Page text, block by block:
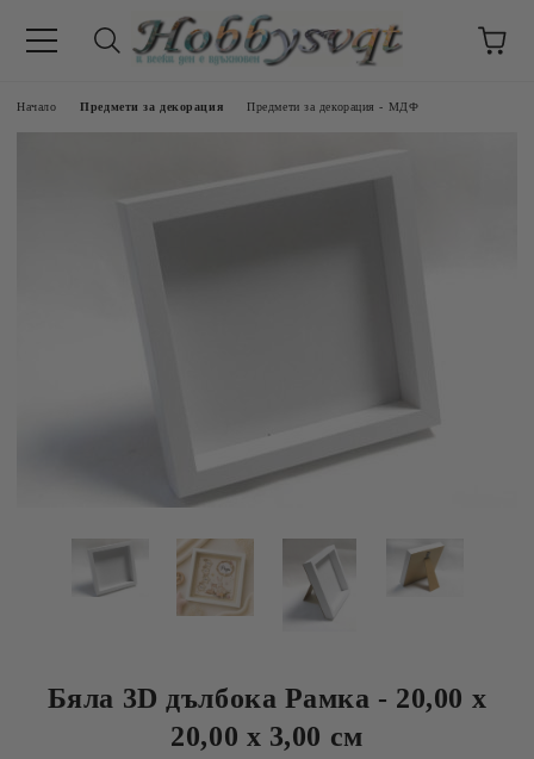
Начало Предмети за декорация Предмети за декорация - МДФ
Бяла 3D дълбока Рамка - 20,00 х
20,00 х 3,00 см